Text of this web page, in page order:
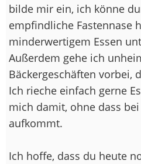
bilde mir ein, ich könne
empfindliche Fastennase
minderwertigem Essen
Außerdem gehe ich
Bäckergeschäften vorbei,
Ich rieche einfach gerne
mich damit, ohne dass
aufkommt.
Ich hoffe, dass du heute